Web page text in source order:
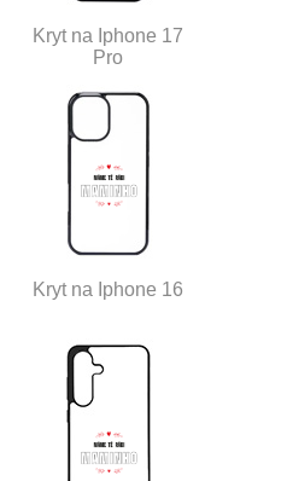
Kryt na Iphone 17
Pro
Kryt na Iphone 16